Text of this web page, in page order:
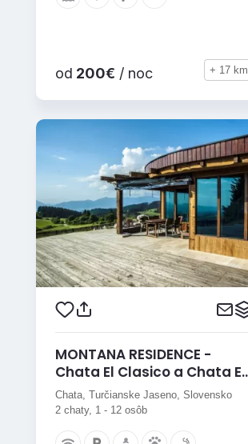
od 200€ / noc + 17 km
MONTANA RESIDENCE -
Chata El Clasico a Chata El
Niňo
Chata, Turčianske Jaseno, Slovensko
2 chaty, 1 - 12 osôb